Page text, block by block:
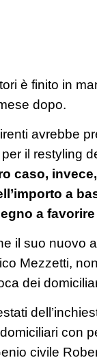
è finito in
dopo.
avrebbe
il restyling
caso,
a
a
il suo nuovo
Mezzetti,
dei
con
civile